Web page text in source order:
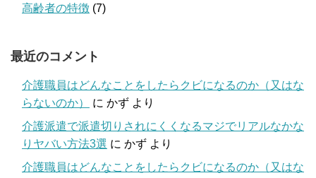
高齢者の特徴 (7)
最近のコメント
介護職員はどんなことをしたらクビになるのか（又はな
らないのか）
に かず より
介護派遣で派遣切りされにくくなるマジでリアルなかな
りヤバい方法3選 に かず より
介護職員はどんなことをしたらクビになるのか（又はな